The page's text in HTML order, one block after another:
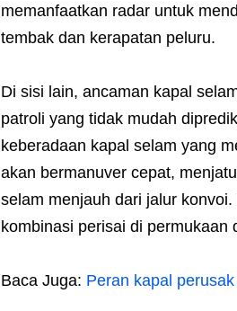
memanfaatkan radar untuk
tembak dan kerapatan peluru.
Di sisi lain, ancaman kapal
patroli yang tidak mudah
keberadaan kapal selam yang
akan bermanuver cepat,
selam menjauh dari jalur
kombinasi perisai di permukaan
Baca Juga: Peran kapal